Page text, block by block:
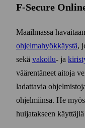
F-Secure
Maailmassa
ohjelma­hyökkäystä,
sekä vakoilu- ja
väärentäneet aitoja
ladattavia
ohjelmiinsa. He myös
huijatakseen